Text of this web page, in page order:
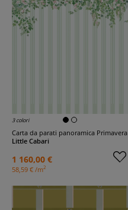
3 colori
Carta da parati panoramica Primavera
Little Cabari
1 160,00 €
58,59 € /m2